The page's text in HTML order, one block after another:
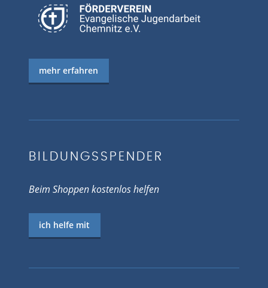
mehr erfahren
BILDUNGSSPENDER
Beim Shoppen kostenlos helfen
ich helfe mit